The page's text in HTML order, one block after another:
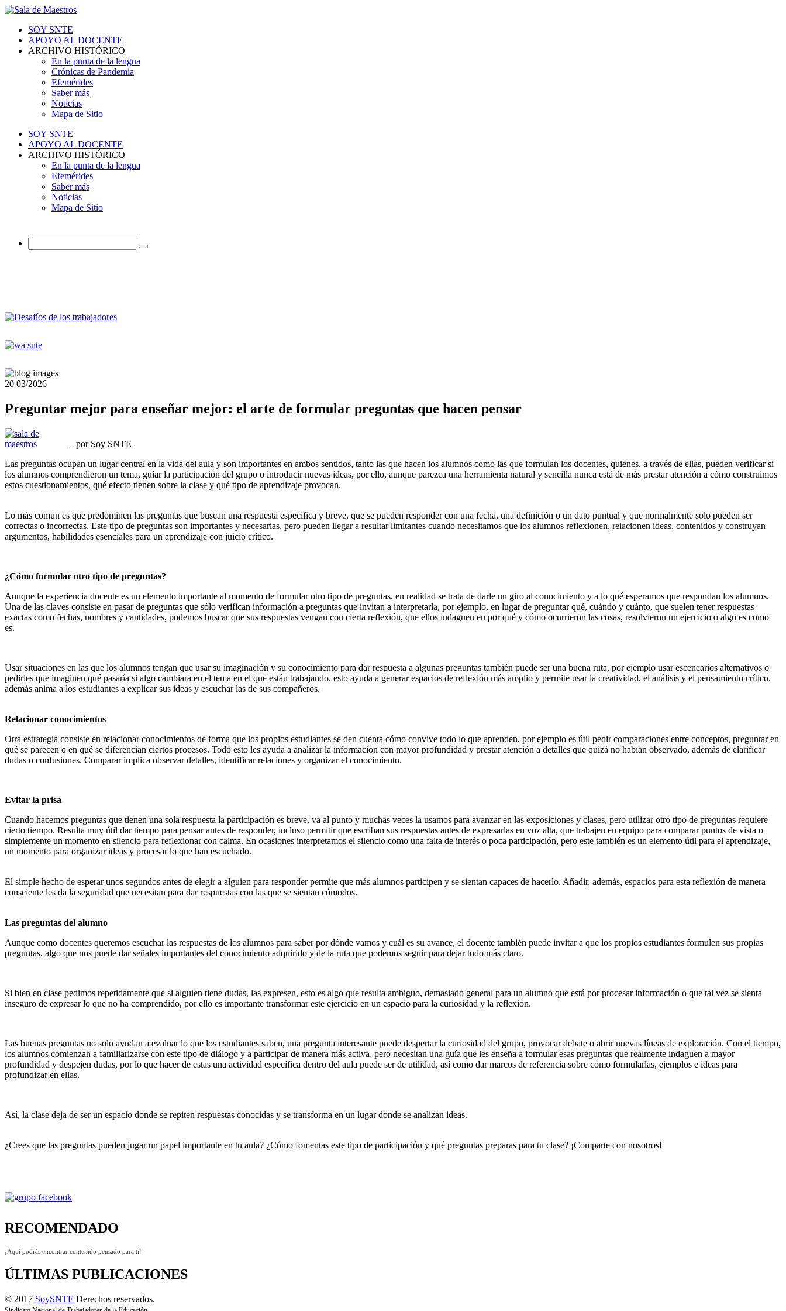
SOY SNTE
APOYO AL DOCENTE
ARCHIVO HISTÓRICO
En la punta de la lengua
Crónicas de Pandemia
Efemérides
Saber más
Noticias
Mapa de Sitio
SOY SNTE
APOYO AL DOCENTE
ARCHIVO HISTÓRICO
En la punta de la lengua
Efemérides
Saber más
Noticias
Mapa de Sitio
20 03/2026
Preguntar mejor para enseñar mejor: el arte de formular preguntas que hacen pensar
por Soy SNTE
Las preguntas ocupan un lugar central en la vida del aula y son importantes en ambos sentidos, tanto las que hacen los alumnos como las que formulan los docentes, quienes, a través de ellas, pueden verificar si
los alumnos comprendieron un tema, guíar la participación del grupo o introducir nuevas ideas, por ello, aunque parezca una herramienta natural y sencilla nunca está de más prestar atención a cómo construimos
estos cuestionamientos, qué efecto tienen sobre la clase y qué tipo de aprendizaje provocan.
Lo más común es que predominen las preguntas que buscan una respuesta específica y breve, que se pueden responder con una fecha, una definición o un dato puntual y que normalmente solo pueden ser
correctas o incorrectas. Este tipo de preguntas son importantes y necesarias, pero pueden llegar a resultar limitantes cuando necesitamos que los alumnos reflexionen, relacionen ideas, contenidos y construyan
argumentos, habilidades esenciales para un aprendizaje con juicio crítico.
¿Cómo formular otro tipo de preguntas?
Aunque la experiencia docente es un elemento importante al momento de formular otro tipo de preguntas, en realidad se trata de darle un giro al conocimiento y a lo qué esperamos que respondan los alumnos.
Una de las claves consiste en pasar de preguntas que sólo verifican información a preguntas que invitan a interpretarla, por ejemplo, en lugar de preguntar qué, cuándo y cuánto, que suelen tener respuestas
exactas como fechas, nombres y cantidades, podemos buscar que sus respuestas vengan con cierta reflexión, que ellos indaguen en por qué y cómo ocurrieron las cosas, resolvieron un ejercicio o algo es como
es.
Usar situaciones en las que los alumnos tengan que usar su imaginación y su conocimiento para dar respuesta a algunas preguntas también puede ser una buena ruta, por ejemplo usar escencarios alternativos o
pedirles que imaginen qué pasaría si algo cambiara en el tema en el que están trabajando, esto ayuda a generar espacios de reflexión más amplio y permite usar la creatividad, el análisis y el pensamiento crítico,
además anima a los estudiantes a explicar sus ideas y escuchar las de sus compañeros.
Relacionar conocimientos
Otra estrategia consiste en relacionar conocimientos de forma que los propios estudiantes se den cuenta cómo convive todo lo que aprenden, por ejemplo es útil pedir comparaciones entre conceptos, preguntar en
qué se parecen o en qué se diferencian ciertos procesos. Todo esto les ayuda a analizar la información con mayor profundidad y prestar atención a detalles que quizá no habían observado, además de clarificar
dudas o confusiones. Comparar implica observar detalles, identificar relaciones y organizar el conocimiento.
Evitar la prisa
Cuando hacemos preguntas que tienen una sola respuesta la participación es breve, va al punto y muchas veces la usamos para avanzar en las exposiciones y clases, pero utilizar otro tipo de preguntas requiere
cierto tiempo. Resulta muy útil dar tiempo para pensar antes de responder, incluso permitir que escriban sus respuestas antes de expresarlas en voz alta, que trabajen en equipo para comparar puntos de vista o
simplemente un momento en silencio para reflexionar con calma. En ocasiones interpretamos el silencio como una falta de interés o poca participación, pero este también es un elemento útil para el aprendizaje,
un momento para organizar ideas y procesar lo que han escuchado.
El simple hecho de esperar unos segundos antes de elegir a alguien para responder permite que más alumnos participen y se sientan capaces de hacerlo. Añadir, además, espacios para esta reflexión de manera
consciente les da la seguridad que necesitan para dar respuestas con las que se sientan cómodos.
Las preguntas del alumno
Aunque como docentes queremos escuchar las respuestas de los alumnos para saber por dónde vamos y cuál es su avance, el docente también puede invitar a que los propios estudiantes formulen sus propias
preguntas, algo que nos puede dar señales importantes del conocimiento adquirido y de la ruta que podemos seguir para dejar todo más claro.
Si bien en clase pedimos repetidamente que si alguien tiene dudas, las expresen, esto es algo que resulta ambiguo, demasiado general para un alumno que está por procesar información o que tal vez se sienta
inseguro de expresar lo que no ha comprendido, por ello es importante transformar este ejercicio en un espacio para la curiosidad y la reflexión.
Las buenas preguntas no solo ayudan a evaluar lo que los estudiantes saben, una pregunta interesante puede despertar la curiosidad del grupo, provocar debate o abrir nuevas líneas de exploración. Con el tiempo,
los alumnos comienzan a familiarizarse con este tipo de diálogo y a participar de manera más activa, pero necesitan una guía que les enseña a formular esas preguntas que realmente indaguen a mayor
profundidad y despejen dudas, por lo que hacer de estas una actividad específica dentro del aula puede ser de utilidad, así como dar marcos de referencia sobre cómo formularlas, ejemplos e ideas para
profundizar en ellas.
Así, la clase deja de ser un espacio donde se repiten respuestas conocidas y se transforma en un lugar donde se analizan ideas.
¿Crees que las preguntas pueden jugar un papel importante en tu aula? ¿Cómo fomentas este tipo de participación y qué preguntas preparas para tu clase? ¡Comparte con nosotros!
RECOMENDADO
¡Aquí podrás encontrar contenido pensado para ti!
ÚLTIMAS PUBLICACIONES
© 2017 SoySNTE Derechos reservados.